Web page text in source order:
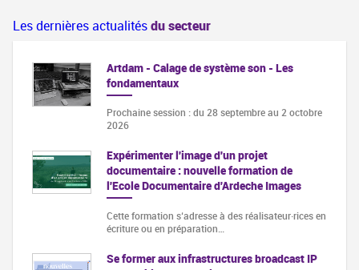
Les dernières actualitésdu secteur
Artdam - Calage de système son - Les
fondamentaux
Prochaine session : du 28 septembre au 2 octobre
2026
Expérimenter l'image d'un projet
documentaire : nouvelle formation de
l'Ecole Documentaire d'Ardeche Images
Cette formation s‘adresse à des réalisateur·rices en
écriture ou en préparation…
Se former aux infrastructures broadcast IP